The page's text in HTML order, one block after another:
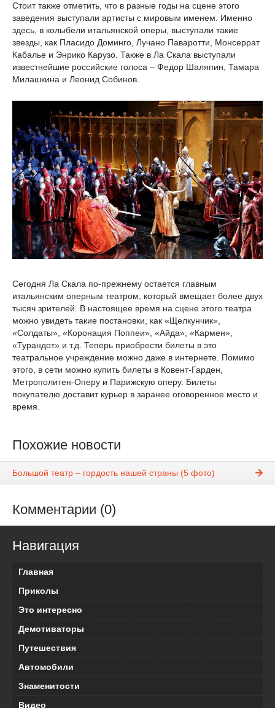
Стоит также отметить, что в разные годы на сцене этого
заведения выступали артисты с мировым именем. Именно
здесь, в колыбели итальянской оперы, выступали такие
звезды, как Пласидо Доминго, Лучано Паваротти, Монсеррат
Кабалье и Энрико Карузо. Также в Ла Скала выступали
известнейшие российские голоса – Федор Шаляпин, Тамара
Милашкина и Леонид Собинов.
Сегодня Ла Скала по-прежнему остается главным
итальянским оперным театром, который вмещает более двух
тысяч зрителей. В настоящее время на сцене этого театра
можно увидеть такие постановки, как «Щелкунчик»,
«Солдаты», «Коронация Поппеи», «Айда», «Кармен»,
«Турандот» и т.д. Теперь приобрести билеты в это
театральное учреждение можно даже в интернете. Помимо
этого, в сети можно купить билеты в Ковент-Гарден,
Метрополитен-Оперу и Парижскую оперу. Билеты
покупателю доставит курьер в заранее оговоренное место и
время.
Похожие новости
Большой театр – гордость нашей страны (5 фото)
Комментарии (0)
Навигация
Главная
Приколы
Это интересно
Демотиваторы
Путешествия
Автомобили
Знаменитости
Видео